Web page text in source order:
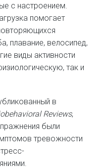
с настроением.
помогает
плавание, велосипед,
виды активности
так и
в
Reviews,
были
тревожности